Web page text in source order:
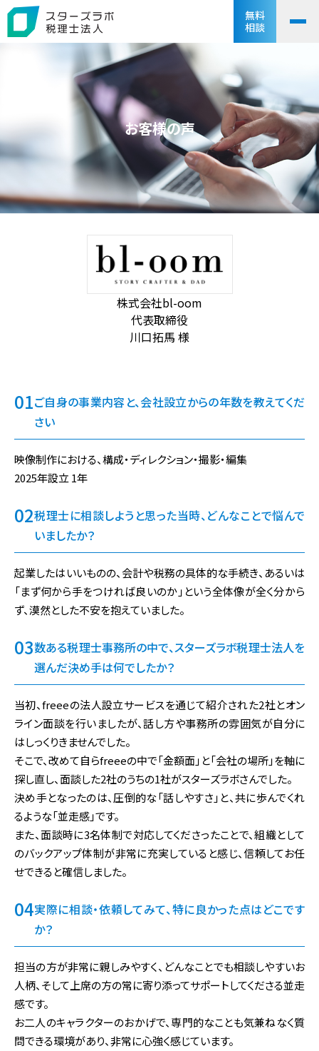
無料
相談
お客様の声
株式会社bl-oom
代表取締役
川口拓馬 様
ご自身の事業内容と、会社設立からの年数を教えてくだ
さい
映像制作における、構成・ディレクション・撮影・編集
2025年設立 1年
税理士に相談しようと思った当時、どんなことで悩んで
いましたか？
起業したはいいものの、会計や税務の具体的な手続き、あるいは
「まず何から手をつければ良いのか」という全体像が全く分から
ず、漠然とした不安を抱えていました。
数ある税理士事務所の中で、スターズラボ税理士法人を
選んだ決め手は何でしたか？
当初、freeeの法人設立サービスを通じて紹介された2社とオン
ライン面談を行いましたが、話し方や事務所の雰囲気が自分に
はしっくりきませんでした。
そこで、改めて自らfreeeの中で「金額面」と「会社の場所」を軸に
探し直し、面談した2社のうちの1社がスターズラボさんでした。
決め手となったのは、圧倒的な「話しやすさ」と、共に歩んでくれ
るような「並走感」です。
また、面談時に3名体制で対応してくださったことで、組織として
のバックアップ体制が非常に充実していると感じ、信頼してお任
せできると確信しました。
実際に相談・依頼してみて、特に良かった点はどこです
か？
担当の方が非常に親しみやすく、どんなことでも相談しやすいお
人柄、そして上席の方の常に寄り添ってサポートしてくださる並走
感です。
お二人のキャラクターのおかげで、専門的なことも気兼ねなく質
問できる環境があり、非常に心強く感じています。